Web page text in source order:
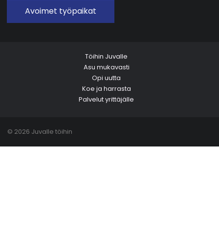
Avoimet työpaikat
Töihin Juvalle
Asu mukavasti
Opi uutta
Koe ja harrasta
Palvelut yrittäjälle
© 2026 Juvalle töihin